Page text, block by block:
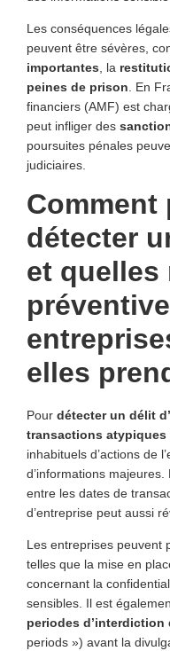
Les conséquences
peuvent être sévères,
importantes, la
peines de prison. En
financiers (AMF) est
peut infliger des
poursuites pénales
judiciaires.
Comment
détecter
et quelles
elles
Pour détecter un délit
transactions atypiques
inhabituels d’actions de
d’informations
entre les dates de
d’entreprise peut aussi
Les entreprises peuvent
telles que la mise en
concernant la
sensibles. Il est
periodes d’interdiction
periods ») avant la